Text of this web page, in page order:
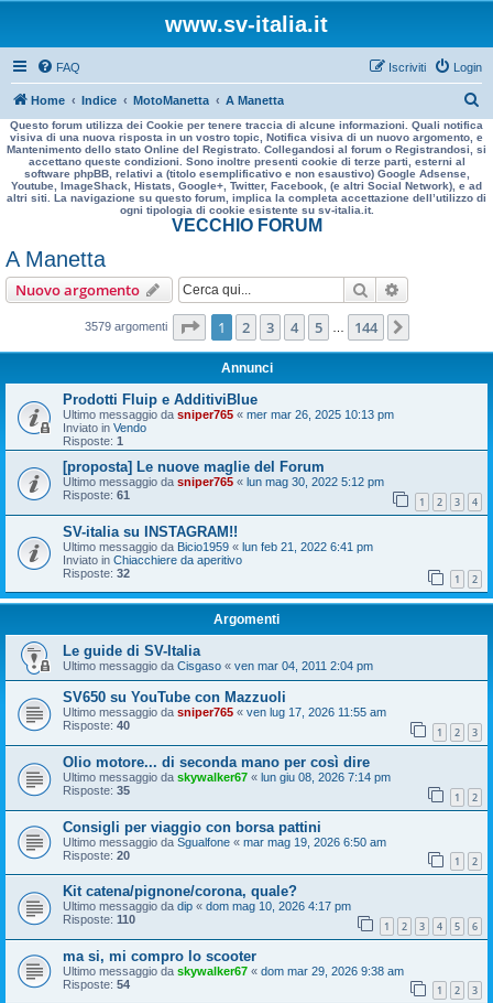
www.sv-italia.it
FAQ Login
Iscriviti
Home Indice MotoManetta A Manetta
e
r
a
Questo forum utilizza dei Cookie per tenere traccia di alcune informazioni. Quali notifica
visiva di una nuova risposta in un vostro topic, Notifica visiva di un nuovo argomento, e
Mantenimento dello stato Online del Registrato. Collegandosi al forum o Registrandosi, si
accettano queste condizioni. Sono inoltre presenti cookie di terze parti, esterni al
software phpBB, relativi a (titolo esemplificativo e non esaustivo) Google Adsense,
Youtube, ImageShack, Histats, Google+, Twitter, Facebook, (e altri Social Network), e ad
altri siti. La navigazione su questo forum, implica la completa accettazione dell’utilizzo di
ogni tipologia di cookie esistente su sv-italia.it.
VECCHIO FORUM
A Manetta
Nuovo argomento Cerca
3579 argomenti Pagina di 144
1 2 3 4 5 144
Annunci
Prodotti Fluip e AdditiviBlue
Ultimo messaggio da sniper765 « mer mar 26, 2025 10:13 pm
Inviato in Vendo
Risposte: 1
[proposta] Le nuove maglie del Forum
Ultimo messaggio da sniper765 « lun mag 30, 2022 5:12 pm
Risposte: 61 1 2 3 4
SV-italia su INSTAGRAM!!
Ultimo messaggio da Bicio1959 « lun feb 21, 2022 6:41 pm
Inviato in Chiacchiere da aperitivo
Risposte: 32 1 2
Argomenti
Le guide di SV-Italia
Ultimo messaggio da Cisgaso « ven mar 04, 2011 2:04 pm
SV650 su YouTube con Mazzuoli
Ultimo messaggio da sniper765 « ven lug 17, 2026 11:55 am
Risposte: 40 1 2 3
Olio motore... di seconda mano per così dire
Ultimo messaggio da skywalker67 « lun giu 08, 2026 7:14 pm
Risposte: 35 1 2
Consigli per viaggio con borsa pattini
Ultimo messaggio da Sgualfone « mar mag 19, 2026 6:50 am
Risposte: 20 1 2
Kit catena/pignone/corona, quale?
Ultimo messaggio da dip « dom mag 10, 2026 4:17 pm
Risposte: 110 1 2 3 4 5 6
ma si, mi compro lo scooter
Ultimo messaggio da skywalker67 « dom mar 29, 2026 9:38 am
Risposte: 54 1 2 3